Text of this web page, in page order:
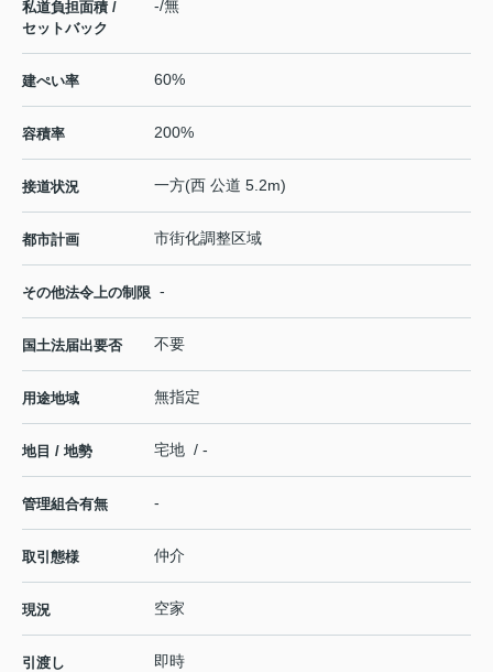
私道負担面積 /
セットバック
-/無
建ぺい率 60%
容積率 200%
接道状況 一方(西 公道 5.2m)
都市計画 市街化調整区域
その他法令上の制限 -
国土法届出要否 不要
用途地域 無指定
地目 / 地勢 宅地 / -
管理組合有無 -
取引態様 仲介
現況 空家
引渡し 即時